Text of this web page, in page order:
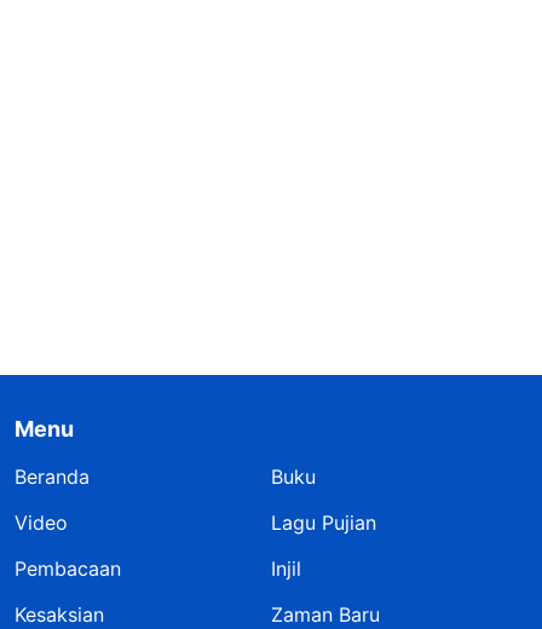
Menu
Beranda
Buku
Video
Lagu Pujian
Pembacaan
Injil
Kesaksian
Zaman Baru